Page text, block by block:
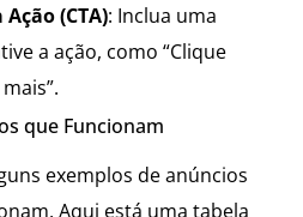
(CTA): Inclua uma
a ação, como “Clique
que Funcionam
exemplos de anúncios
Aqui está uma tabela